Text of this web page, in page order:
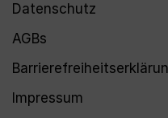
Datenschutz
AGBs
Impressum